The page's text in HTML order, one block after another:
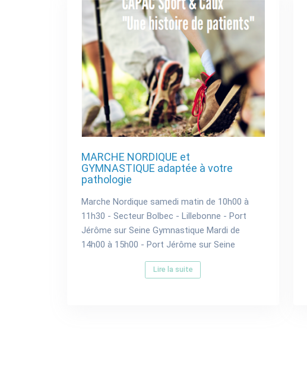
MARCHE NORDIQUE et
GYMNASTIQUE adaptée à votre
pathologie
Marche Nordique samedi matin de 10h00 à
11h30 - Secteur Bolbec - Lillebonne - Port
Jérôme sur Seine Gymnastique Mardi de
14h00 à 15h00 - Port Jérôme sur Seine
Lire la suite